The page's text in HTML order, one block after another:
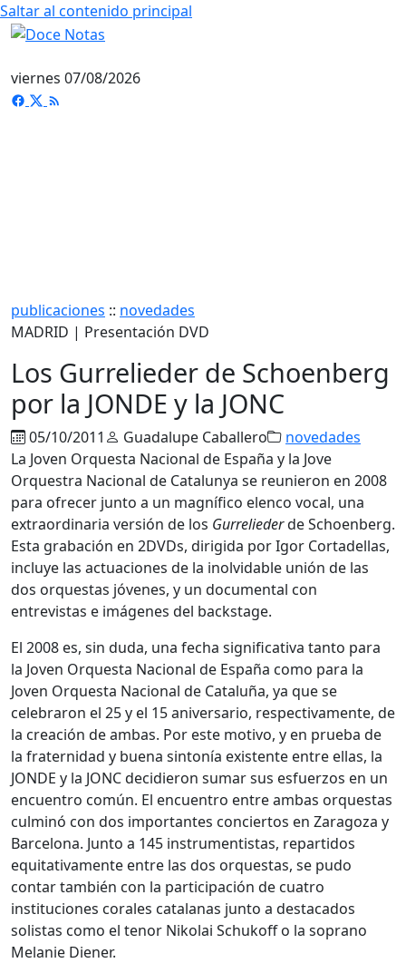
Saltar al contenido principal
viernes 07/08/2026
publicaciones :: novedades
MADRID | Presentación DVD
Los Gurrelieder de Schoenberg
por la JONDE y la JONC
05/10/2011 Guadalupe Caballero
novedades
La Joven Orquesta Nacional de España y la Jove
Orquestra Nacional de Catalunya se reunieron en 2008
para ofrecer junto a un magnífico elenco vocal, una
extraordinaria versión de los Gurreliederde Schoenberg.
Esta grabación en 2DVDs, dirigida por Igor Cortadellas,
incluye las actuaciones de la inolvidable unión de las
dos orquestas jóvenes, y un documental con
entrevistas e imágenes del backstage.
El 2008 es, sin duda, una fecha significativa tanto para
la Joven Orquesta Nacional de España como para la
Joven Orquesta Nacional de Cataluña, ya que se
celebraron el 25 y el 15 aniversario, respectivamente, de
la creación de ambas. Por este motivo, y en prueba de
la fraternidad y buena sintonía existente entre ellas, la
JONDE y la JONC decidieron sumar sus esfuerzos en un
encuentro común. El encuentro entre ambas orquestas
culminó con dos importantes conciertos en Zaragoza y
Barcelona. Junto a 145 instrumentistas, repartidos
equitativamente entre las dos orquestas, se pudo
contar también con la participación de cuatro
instituciones corales catalanas junto a destacados
solistas como el tenor Nikolai Schukoff o la soprano
Melanie Diener.